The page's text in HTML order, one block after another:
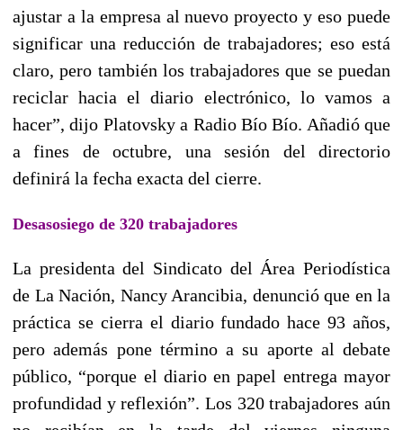
ajustar a la empresa al nuevo proyecto y eso puede
significar una reducción de trabajadores; eso está
claro, pero también los trabajadores que se puedan
reciclar hacia el diario electrónico, lo vamos a
hacer”, dijo Platovsky a Radio Bío Bío. Añadió que
a fines de octubre, una sesión del directorio
definirá la fecha exacta del cierre.
Desasosiego de 320 trabajadores
La presidenta del Sindicato del Área Periodística
de La Nación, Nancy Arancibia, denunció que en la
práctica se cierra el diario fundado hace 93 años,
pero además pone término a su aporte al debate
público, “porque el diario en papel entrega mayor
profundidad y reflexión”. Los 320 trabajadores aún